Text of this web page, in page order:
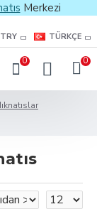
Merkezi
TRY TÜRKÇE
0 0